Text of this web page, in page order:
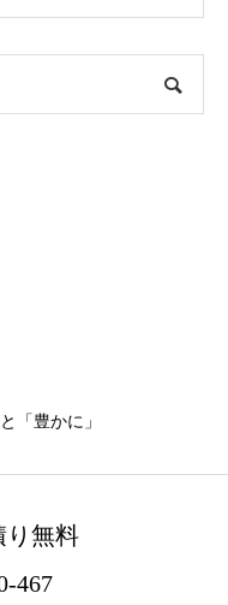
「豊かに」
り無料
467